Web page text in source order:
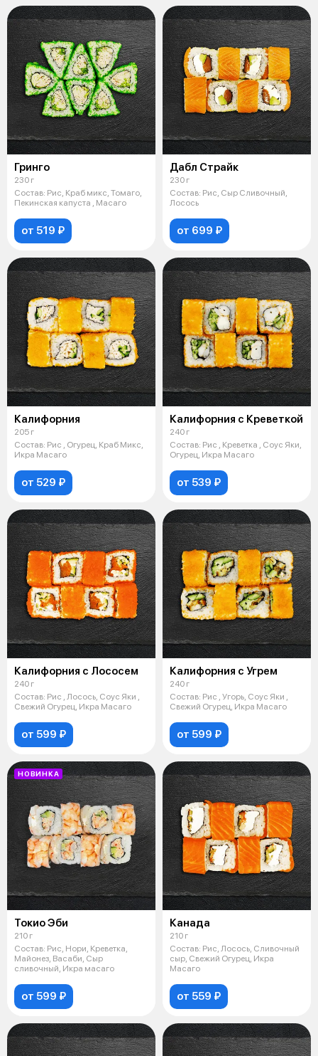
Гринго
230 г
Состав: Рис, Краб микс, Томаго,
Пекинская капуста , Масаго
от 519 ₽
Дабл Страйк
230 г
Состав: Рис, Сыр Сливочный,
Лосось
от 699 ₽
Калифорния
205 г
Состав: Рис , Огурец, Краб Микс,
Икра Масаго
от 529 ₽
Калифорния с Креветкой
240 г
Состав: Рис , Креветка , Соус Яки,
Огурец, Икра Масаго
от 539 ₽
Калифорния с Лососем
240 г
Состав: Рис , Лосось, Соус Яки ,
Свежий Огурец, Икра Масаго
от 599 ₽
Калифорния с Угрем
240 г
Состав: Рис , Угорь, Соус Яки ,
Свежий Огурец, Икра Масаго
от 599 ₽
НОВИНКА
Токио Эби
210 г
Состав: Рис, Нори, Креветка,
Майонез, Васаби, Сыр
сливочный, Икра масаго
от 599 ₽
Канада
210 г
Состав: Рис, Лосось, Сливочный
сыр, Свежий Огурец, Икра
Масаго
от 559 ₽